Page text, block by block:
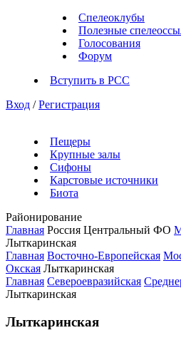
Спелеоклубы
Полезные
Голосования
Форум
Вступить в РСС
Вход / Регистрация
Пещеры
Крупные залы
Сифоны
Карстовые источники
Биота
Районирование
Главная Россия Центральный ФО
Лыткаринская
Главная Восточно-Европейская
Окская Лыткаринская
Главная Североевразийская
Лыткаринская
Лыткаринская